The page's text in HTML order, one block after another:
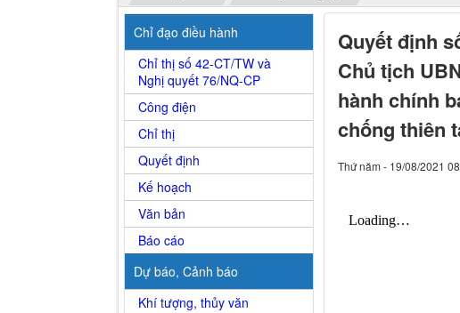
Quyết định
Chủ tịch
hành chính
chống thiên
Thứ năm - 19/08/2021
Chỉ đạo điều hành
Chỉ thị số 42-CT/TW và
Nghị quyết 76/NQ-CP
Công điện
Chỉ thị
Quyết định
Kế hoạch
Văn bản
Báo cáo
Dự báo, Cảnh báo
Khí tượng, thủy văn